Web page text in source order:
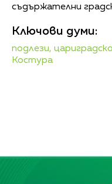
съдържателни
Ключови думи:
подлези,
Костура